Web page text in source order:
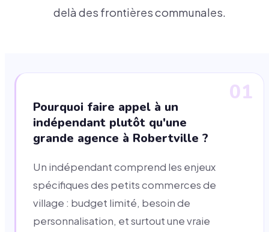
delà des frontières communales.
01
Pourquoi faire appel à un
indépendant plutôt qu'une
grande agence à Robertville ?
Un indépendant comprend les enjeux
spécifiques des petits commerces de
village : budget limité, besoin de
personnalisation, et surtout une vraie